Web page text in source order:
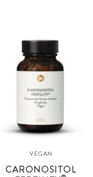
VEGAN
CARONOSITOL